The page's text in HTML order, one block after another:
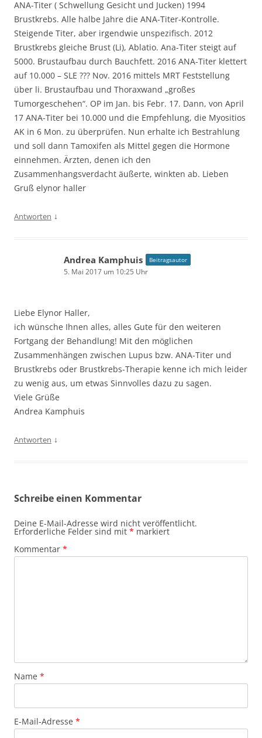
ANA-Titer ( Schwellung Gesicht und Jucken) 1994
Brustkrebs. Alle halbe Jahre die ANA-Titer-Kontrolle.
Steigende Titer, aber irgendwie unspezifisch. 2012
Brustkrebs gleiche Brust (Li), Ablatio. Ana-Titer steigt auf
5000. Brustaufbau durch Bauchfett. 2016 ANA-Titer klettert
auf 10.000 – SLE ??? Nov. 2016 mittels MRT Feststellung
über li. Brustaufbau und Thoraxwand „großes
Tumorgeschehen“. OP im Jan. bis Febr. 17. Dann, von April
17 ANA-Titer bei 10.000 und die Empfehlung, die Myositios
AK in 6 Mon. zu überprüfen. Nun erhalte ich Bestrahlung
und soll dann Tamoxifen als Mittel gegen die Hormone
einnehmen. Ärzten, denen ich den
Zusammenhangsverdacht äußerte, winkten ab. Lieben
Gruß elynor haller
Antworten ↓
Andrea Kamphuis Beitragsautor
5. Mai 2017 um 10:25 Uhr
Liebe Elynor Haller,
ich wünsche Ihnen alles, alles Gute für den weiteren
Fortgang der Behandlung! Mit den möglichen
Zusammenhängen zwischen Lupus bzw. ANA-Titer und
Brustkrebs oder Brustkrebs-Therapie kenne ich mich leider
zu wenig aus, um etwas Sinnvolles dazu zu sagen.
Viele Grüße
Andrea Kamphuis
Antworten ↓
Schreibe einen Kommentar
Deine E-Mail-Adresse wird nicht veröffentlicht.
Erforderliche Felder sind mit * markiert
Kommentar *
Name *
E-Mail-Adresse *